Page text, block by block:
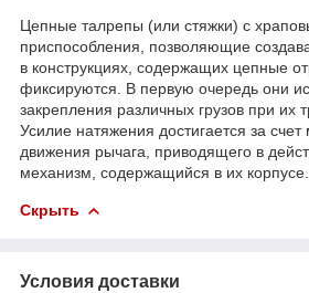
Цепные талрепы (или стяжки) с
приспособления, позволяющие
в конструкциях, содержащих цепные
фиксируются. В первую очередь они
закрепления различных грузов при их
Усилие натяжения достигается за счет
движения рычага, приводящего в
механизм, содержащийся в их корпусе.
Скрыть
Условия доставки